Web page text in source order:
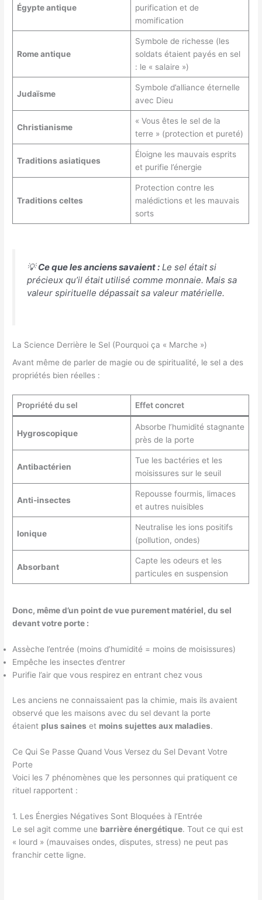
Égypte antique
purification et de
momification
Rome antique
Symbole de richesse (les
soldats étaient payés en sel
: le « salaire »)
Judaïsme
Symbole d’alliance éternelle
avec Dieu
Christianisme
« Vous êtes le sel de la
terre » (protection et pureté)
Traditions asiatiques
Éloigne les mauvais esprits
et purifie l’énergie
Traditions celtes
Protection contre les
malédictions et les mauvais
sorts
💡Ce que les anciens savaient : Le sel était si
précieux qu’il était utilisé comme monnaie. Mais sa
valeur spirituelle dépassait sa valeur matérielle.
La Science Derrière le Sel (Pourquoi ça « Marche »)
Avant même de parler de magie ou de spiritualité, le sel a des
propriétés bien réelles :
Propriété du sel Effet concret
Hygroscopique
Absorbe l’humidité stagnante
près de la porte
Antibactérien
Tue les bactéries et les
moisissures sur le seuil
Anti-insectes
Repousse fourmis, limaces
et autres nuisibles
Ionique
Neutralise les ions positifs
(pollution, ondes)
Absorbant
Capte les odeurs et les
particules en suspension
Donc, même d’un point de vue purement matériel, du sel
devant votre porte :
Assèche l’entrée (moins d’humidité = moins de moisissures)
Empêche les insectes d’entrer
Purifie l’air que vous respirez en entrant chez vous
Les anciens ne connaissaient pas la chimie, mais ils avaient
observé que les maisons avec du sel devant la porte
étaient plus saines et moins sujettes aux maladies.
Ce Qui Se Passe Quand Vous Versez du Sel Devant Votre
Porte
Voici les 7 phénomènes que les personnes qui pratiquent ce
rituel rapportent :
1. Les Énergies Négatives Sont Bloquées à l’Entrée
Le sel agit comme une barrière énergétique. Tout ce qui est
« lourd » (mauvaises ondes, disputes, stress) ne peut pas
franchir cette ligne.